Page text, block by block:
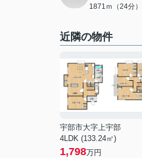
1871ｍ（24分）
近隣の物件
宇部市大字上宇部
4LDK (133.24㎡)
1,798万円